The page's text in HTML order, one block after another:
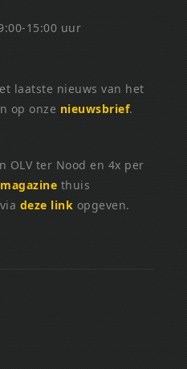
15:00 uur
laatste nieuws van het
op onze nieuwsbrief.
OLV ter Nood en 4x per
thuis
deze link opgeven.